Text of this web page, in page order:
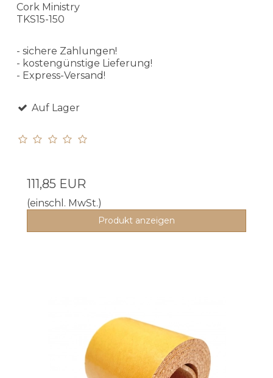
Cork Ministry
TKS15-150
- sichere Zahlungen!
- kostengünstige Lieferung!
- Express-Versand!
Auf Lager
111,85 EUR
(einschl. MwSt.)
Produkt anzeigen